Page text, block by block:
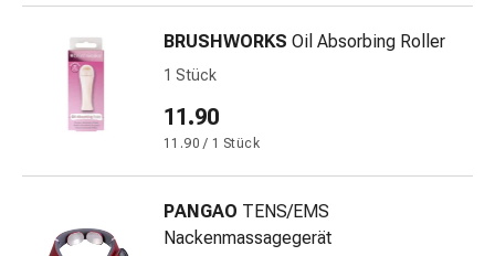
Magen-
Darm
Durchfall
Magenbrennen
Übelkeit
&
Verdauung,
Blähungen
BRUSHWORKS Oil Absorbing Roller
1 Stück
11.90
11.90 / 1 Stück
PANGAO TENS/EMS
Nackenmassagegerät